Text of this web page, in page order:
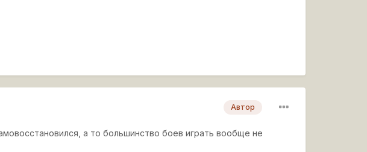
Автор
а то большинство боев играть вообще не